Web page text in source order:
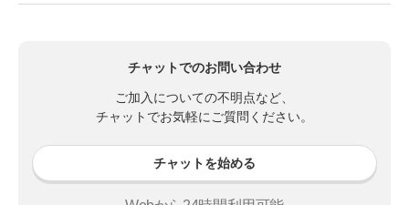
チャットでのお問い合わせ
ご加入についての不明点など、
チャットでお気軽にご質問ください。
チャットを始める